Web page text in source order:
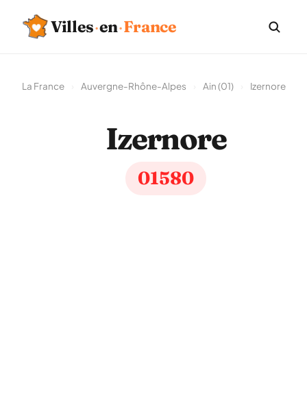
Villes·en·France
La France Auvergne-Rhône-Alpes Ain (01) Izernore
Izernore
01580